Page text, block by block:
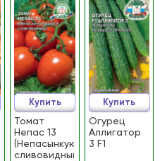
Томат
Непас 13
(Непасынкующийся
сливовидный)
Купить
Огурец
Аллигатор
3 F1
Купить